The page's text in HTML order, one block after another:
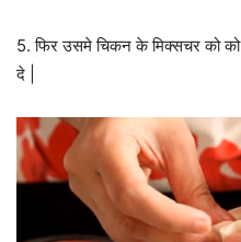
5. फिर उसमे चिकन के मिक्सचर को
दे |